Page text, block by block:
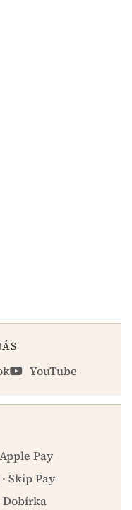
YouTube
Pay
Skip Pay
Dobírka